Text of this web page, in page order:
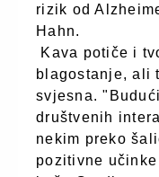
rizik od
Hahn.
Kava potiče i
blagostanje, ali
svjesna.
društvenih
nekim preko
pozitivne